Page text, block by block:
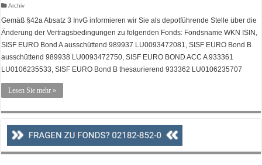
Archiv
Gemäß §42a Absatz 3 InvG informieren wir Sie als depotführende Stelle über die
Änderung der Vertragsbedingungen zu folgenden Fonds: Fondsname WKN ISIN,
SISF EURO Bond A ausschüttend 989937 LU0093472081, SISF EURO Bond B
ausschüttend 989938 LU0093472750, SISF EURO BOND ACC A 933361
LU0106235533, SISF EURO Bond B thesaurierend 933362 LU0106235707
Lesen Sie mehr »